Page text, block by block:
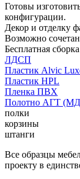
Готовы
конфигурации.
Декор и отделку
Возможно
Бесплатная
ЛДСП
Пластик Alvic
Пластик HPL
Пленка ПВХ
Полотно АГТ
полки
корзины
штанги
Все образцы
проекту в